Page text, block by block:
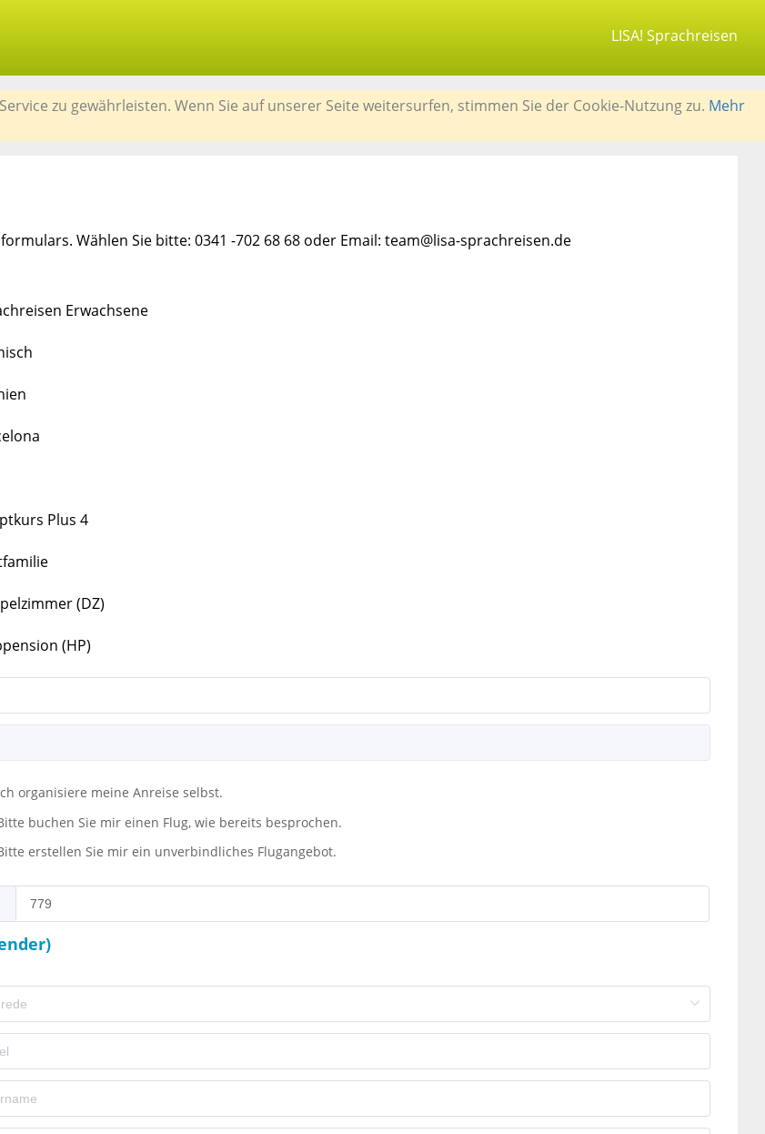
LISA! Sprachreisen
zu gewährleisten. Wenn Sie auf unserer Seite weitersurfen, stimmen Sie der Cookie-Nutzung zu. Mehr
Wählen Sie bitte: 0341 -702 68 68 oder Email: team@lisa-sprachreisen.de
Erwachsene
Plus 4
(DZ)
(HP)
organisiere meine Anreise selbst.
buchen Sie mir einen Flug, wie bereits besprochen.
erstellen Sie mir ein unverbindliches Flugangebot.